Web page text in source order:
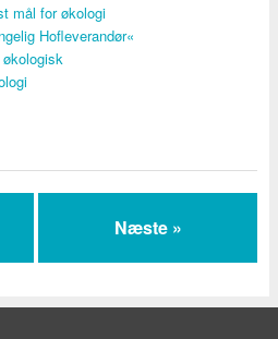
mål for økologi
Hofleverandør«
Næste »